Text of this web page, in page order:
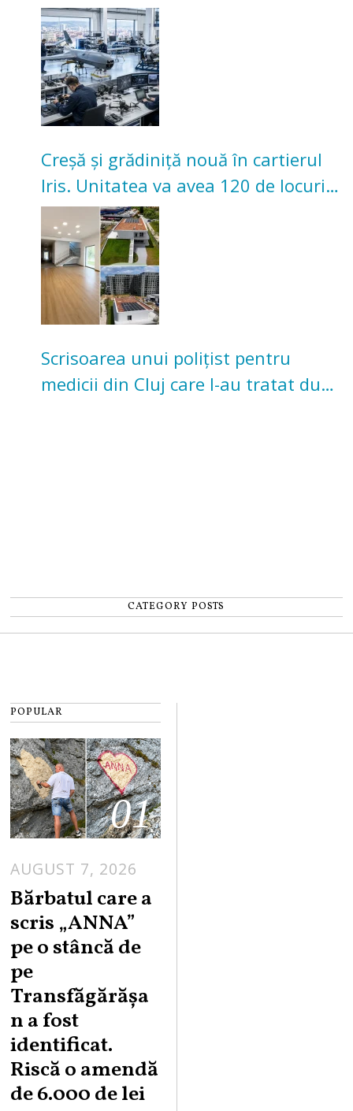
înceapă în toamna acestui an
Creșă și grădiniță nouă în cartierul
Iris. Unitatea va avea 120 de locuri
pentru copii
Scrisoarea unui polițist pentru
medicii din Cluj care l-au tratat după
CATEGORY POSTS
POPULAR
01
AUGUST 7, 2026
Bărbatul care a
scris „ANNA”
pe o stâncă de
pe
Transfăgărășa
n a fost
identificat.
Riscă o amendă
de 6.000 de lei